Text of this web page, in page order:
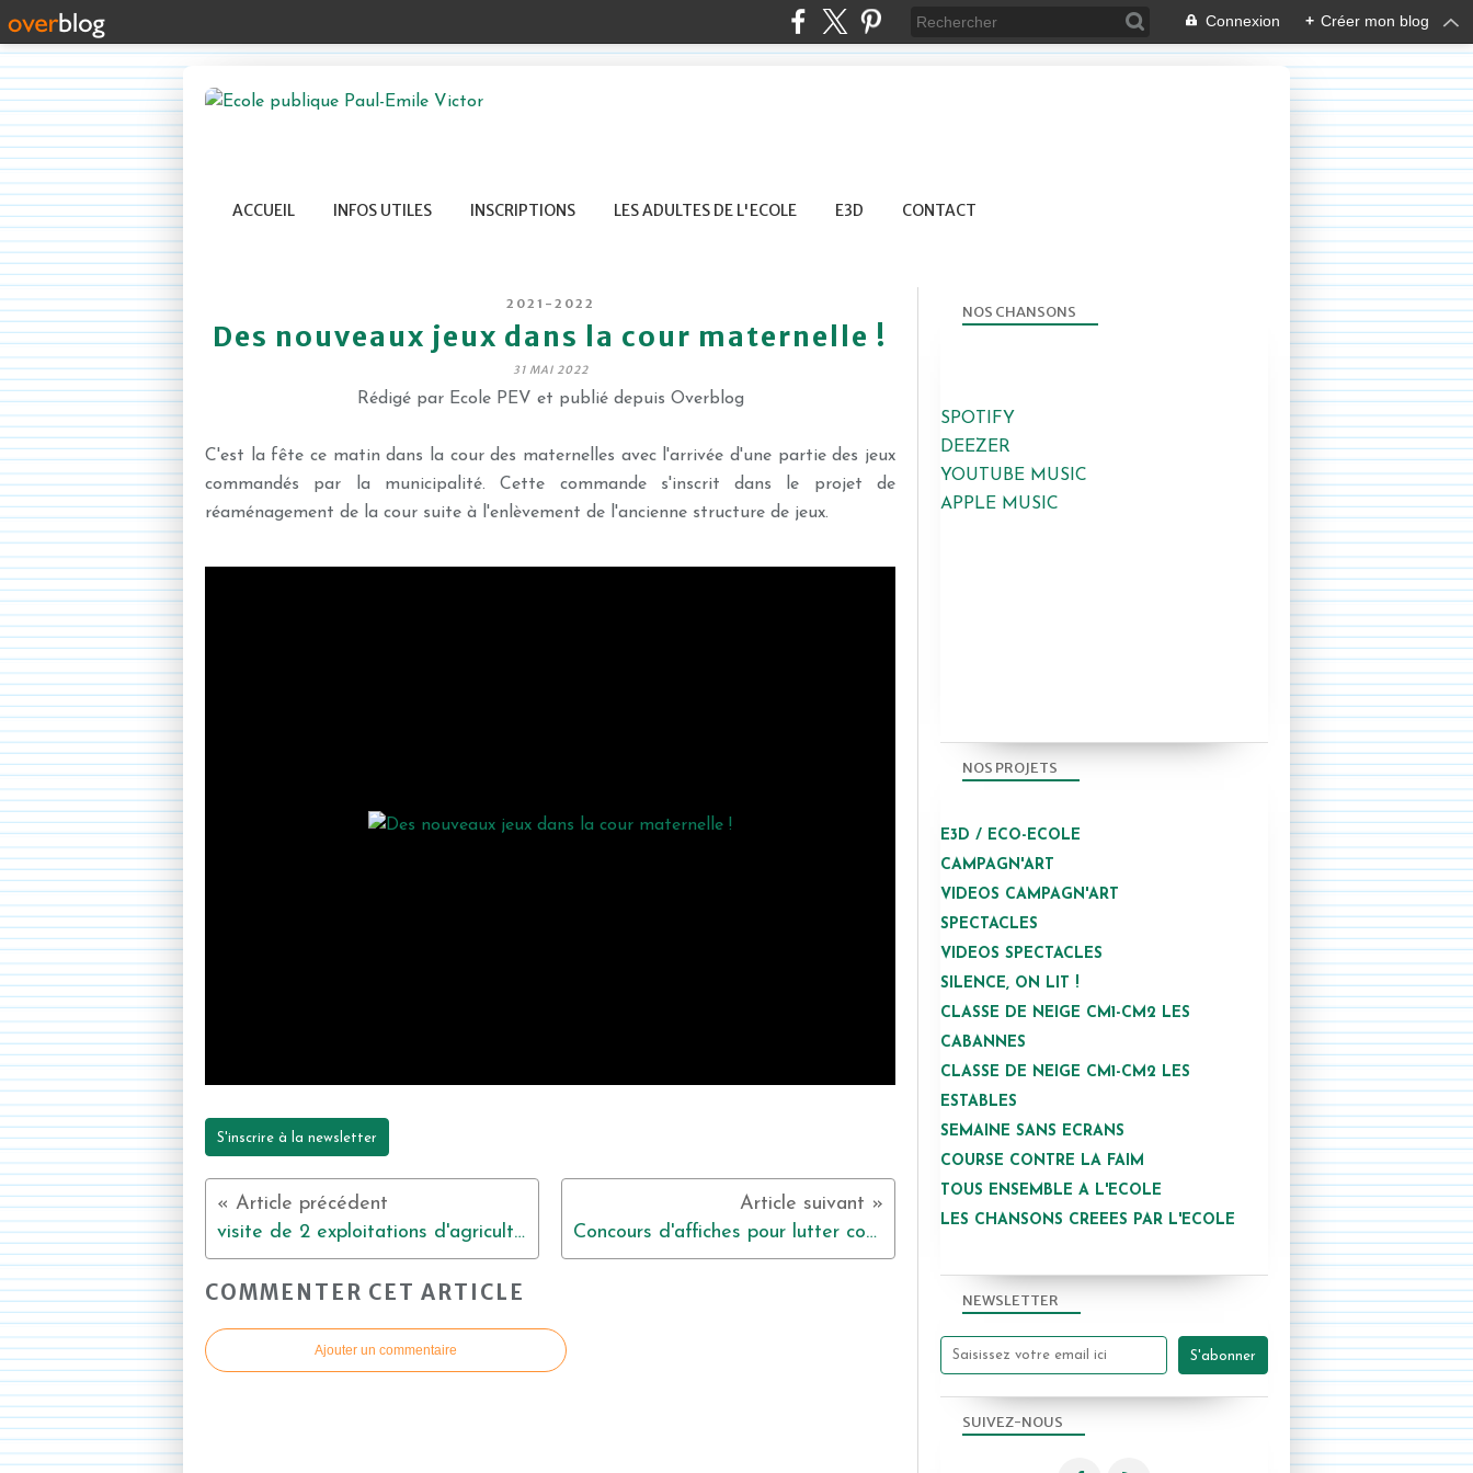
Connexion + Créer mon blog
ACCUEIL INFOS UTILES INSCRIPTIONS LES ADULTES DE L'ECOLE E3D CONTACT
2021-2022
Des nouveaux jeux dans la cour maternelle !
31 MAI 2022
Rédigé par Ecole PEV et publié depuis Overblog
C'est la fête ce matin dans la cour des maternelles avec l'arrivée d'une partie des jeux
commandés par la municipalité. Cette commande s'inscrit dans le projet de
réaménagement de la cour suite à l'enlèvement de l'ancienne structure de jeux.
S'inscrire à la newsletter
visite de 2 exploitations d'agriculture biologique Concours d'affiches pour lutter contre les "stéréotypes de genre"
COMMENTER CET ARTICLE
Ajouter un commentaire
NEWSLETTER
SUIVEZ-NOUS
NOS CHANSONS
SPOTIFY
DEEZER
YOUTUBE MUSIC
APPLE MUSIC
NOS PROJETS
E3D / ECO-ECOLE
CAMPAGN'ART
VIDEOS CAMPAGN'ART
SPECTACLES
VIDEOS SPECTACLES
SILENCE, ON LIT !
CLASSE DE NEIGE CM1-CM2 LES
CABANNES
CLASSE DE NEIGE CM1-CM2 LES
ESTABLES
SEMAINE SANS ECRANS
COURSE CONTRE LA FAIM
TOUS ENSEMBLE A L'ECOLE
LES CHANSONS CREEES PAR L'ECOLE